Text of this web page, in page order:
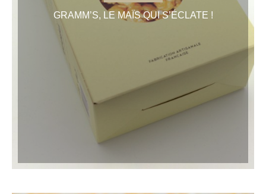
GRAMM’S, LE MAÏS QUI S’ÉCLATE !